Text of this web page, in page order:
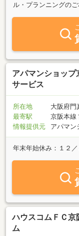
ル・プランニングのご
アパマンショッ
サービス
所在地
大阪府門
最寄駅
京阪本線
情報提供元
アパマン
年末年始休み：１２
ハウスコムＦＣ
ム